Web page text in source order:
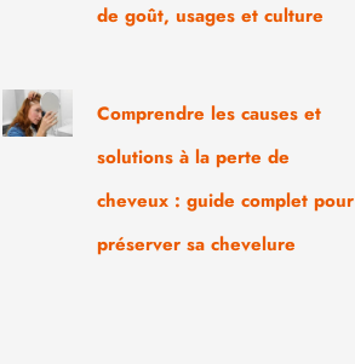
de goût, usages et culture
Comprendre les causes et
solutions à la perte de
cheveux : guide complet pour
préserver sa chevelure